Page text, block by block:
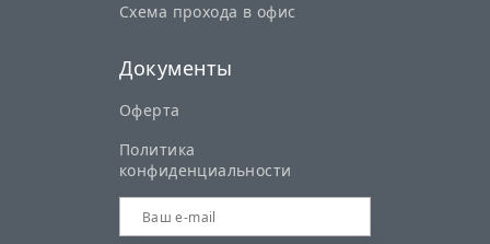
Схема прохода в офис
Документы
Оферта
Политика
конфиденциальности